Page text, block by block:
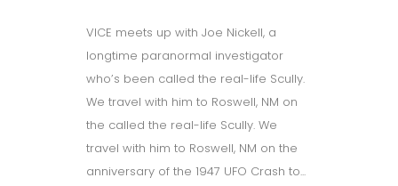
VICE meets up with Joe Nickell, a
longtime paranormal investigator
who’s been called the real-life Scully.
We travel with him to Roswell, NM on
the called the real-life Scully. We
travel with him to Roswell, NM on the
anniversary of the 1947 UFO Crash to...